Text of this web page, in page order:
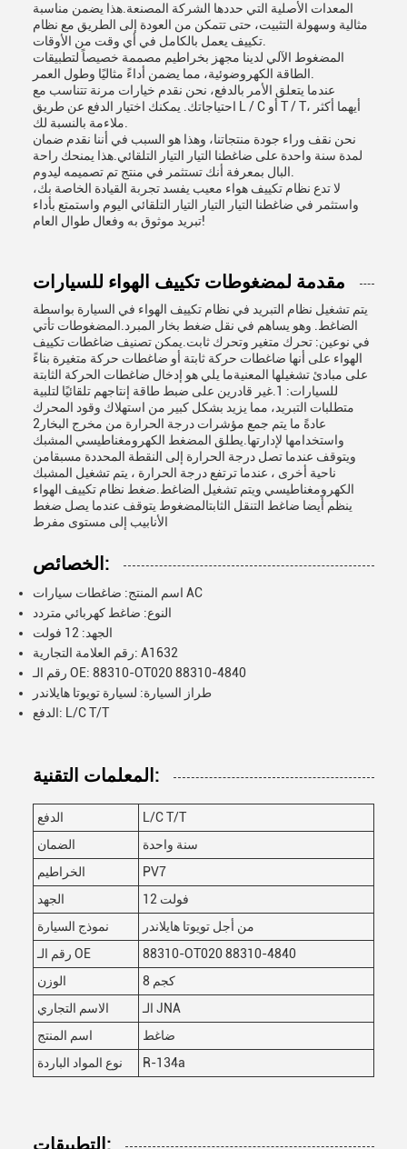
المعدات الأصلية التي حددها الشركة المصنعة.هذا يضمن مناسبة
مثالية وسهولة التثبيت، حتى تتمكن من العودة إلى الطريق مع نظام
المضغوط الآلي لدينا مجهز بخراطيم مصممة خصيصاً لتطبيقات
عندما يتعلق الأمر بالدفع، نحن نقدم خيارات مرنة تتناسب مع
احتياجاتك. يمكنك اختيار الدفع عن طريق L / C أو T / T، أيهما أكثر
نحن نقف وراء جودة منتجاتنا، وهذا هو السبب في أننا نقدم ضمان
لمدة سنة واحدة على ضاغطنا التيار التيار التلقائي.هذا يمنحك راحة
لا تدع نظام تكييف هواء معيب يفسد تجربة القيادة الخاصة بك،
واستثمر في ضاغطنا التيار التيار التيار التلقائي اليوم واستمتع بأداء
تبريد موثوق به وفعال طوال العام!
مقدمة لمضغوطات تكييف الهواء للسيارات
يتم تشغيل نظام التبريد في نظام تكييف الهواء في السيارة بواسطة
الضاغط. وهو يساهم في نقل ضغط بخار المبرد.المضغوطات تأتي
في نوعين: تحرك متغير وتحرك ثابت.يمكن تصنيف ضاغطات تكييف
الهواء على أنها ضاغطات حركة ثابتة أو ضاغطات حركة متغيرة بناءً
على مبادئ تشغيلها المعنيةما يلي هو إدخال ضاغطات الحركة الثابتة
للسيارات: 1.غير قادرين على ضبط طاقة إنتاجهم تلقائيًا لتلبية
متطلبات التبريد، مما يزيد بشكل كبير من استهلاك وقود المحرك
2عادةً ما يتم جمع مؤشرات درجة الحرارة من مخرج البخار
واستخدامها لإدارتها.يطلق المضغط الكهرومغناطيسي المشبك
ويتوقف عندما تصل درجة الحرارة إلى النقطة المحددة مسبقامن
ناحية أخرى ، عندما ترتفع درجة الحرارة ، يتم تشغيل المشبك
الكهرومغناطيسي ويتم تشغيل الضاغط.ضغط نظام تكييف الهواء
ينظم أيضا ضاغط التنقل الثابتالمضغوط يتوقف عندما يصل ضغط
الأنابيب إلى مستوى مفرط
الخصائص:
اسم المنتج: ضاغطات سيارات AC
النوع: ضاغط كهربائي متردد
الجهد: 12 فولت
رقم العلامة التجارية: A1632
رقم الـ OE: 88310-OT020 88310-4840
طراز السيارة: لسيارة تويوتا هايلاندر
الدفع: L/C T/T
المعلمات التقنية:
الدفع
L/C T/T
الضمان
سنة واحدة
الخراطيم
PV7
الجهد
12 فولت
نموذج السيارة
من أجل تويوتا هايلاندر
رقم الـ OE
88310-OT020 88310-4840
الوزن
8 كجم
الاسم التجاري
الـ JNA
اسم المنتج
ضاغط
نوع المواد الباردة
R-134a
التطبيقات: